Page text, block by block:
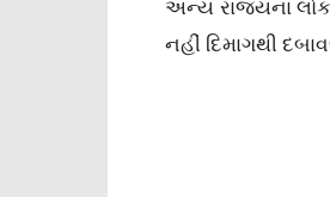
અન્ય રાજ્યનાં
નહીં દિમાગથી